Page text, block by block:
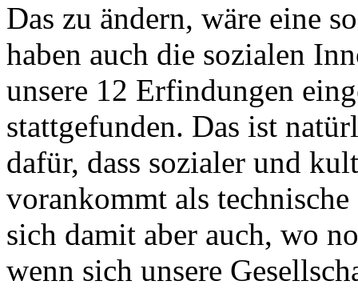
Das zu ändern, wäre eine
haben auch die sozialen
unsere 12 Erfindungen
stattgefunden. Das ist
dafür, dass sozialer und
vorankommt als
sich damit aber auch, wo
wenn sich unsere